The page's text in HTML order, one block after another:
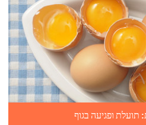
תועלת ופגיעה בגוף